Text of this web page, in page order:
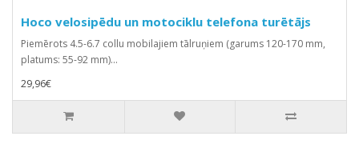
Hoco velosipēdu un motociklu telefona turētājs
Piemērots 4.5-6.7 collu mobilajiem tālruņiem (garums 120-170 mm,
platums: 55-92 mm)...
29,96€